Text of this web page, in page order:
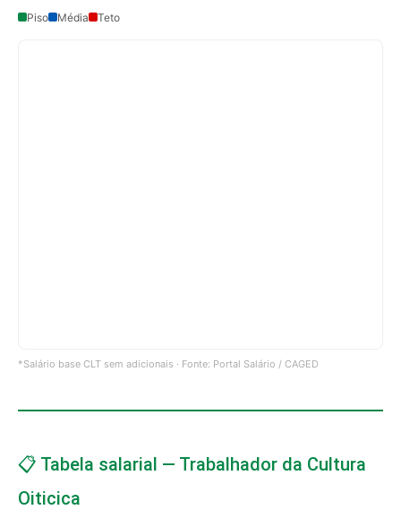
Piso Média Teto
*Salário base CLT sem adicionais · Fonte: Portal Salário / CAGED
📋 Tabela salarial — Trabalhador da Cultura
Oiticica